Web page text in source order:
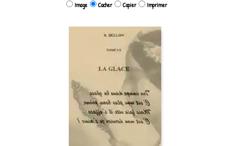
Image Cacher Copier Imprimer